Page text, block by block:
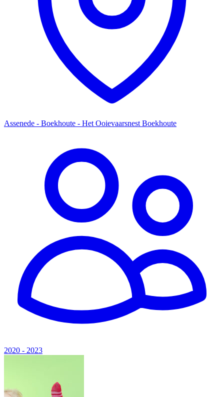
Assenede - Boekhoute - Het Ooievaarsnest Boekhoute
2020 - 2023